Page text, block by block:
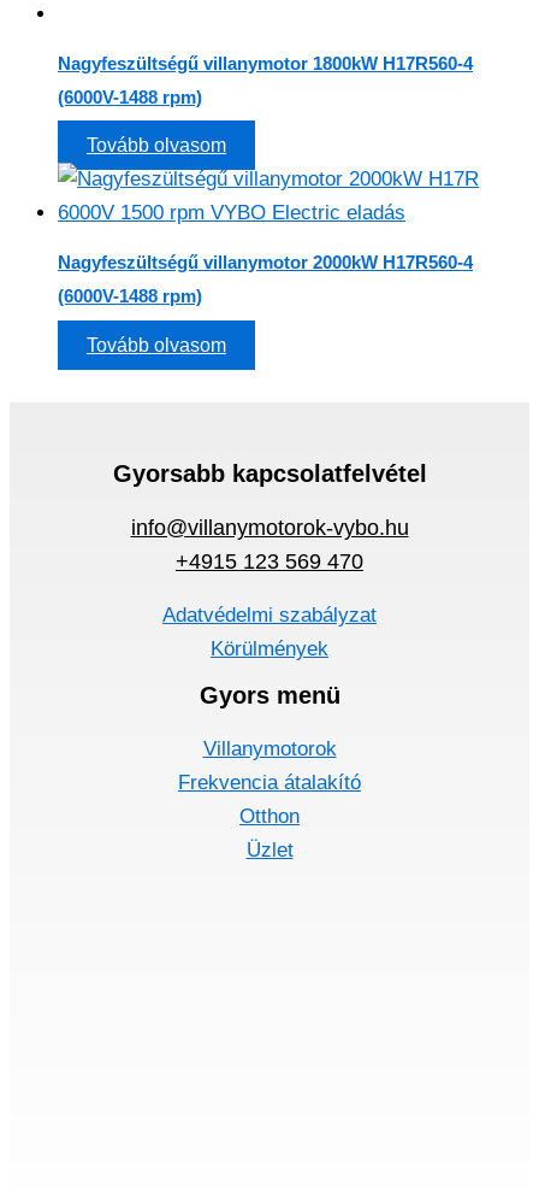
Nagyfeszültségű villanymotor 1800kW H17R560-4
(6000V-1488 rpm)
Tovább olvasom
Nagyfeszültségű villanymotor 2000kW H17R560-4
(6000V-1488 rpm)
Tovább olvasom
Gyorsabb kapcsolatfelvétel
info@villanymotorok-vybo.hu
+4915 123 569 470
Adatvédelmi szabályzat
Körülmények
Gyors menü
Villanymotorok
Frekvencia átalakító
Otthon
Üzlet